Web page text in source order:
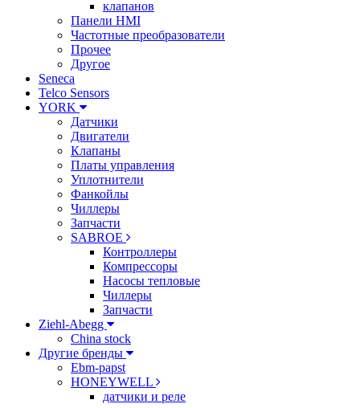
клапанов
Панели HMI
Частотные преобразователи
Прочее
Другое
Seneca
Telco Sensors
YORK
Датчики
Двигатели
Клапаны
Платы управления
Уплотнители
Фанкойлы
Чиллеры
Запчасти
SABROE
Контроллеры
Компрессоры
Насосы тепловые
Чиллеры
Запчасти
Ziehl-Abegg
China stock
Другие бренды
Ebm-papst
HONEYWELL
датчики и реле